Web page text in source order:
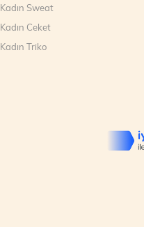
Kadın Sweat
Kadın Ceket
Kadın Triko